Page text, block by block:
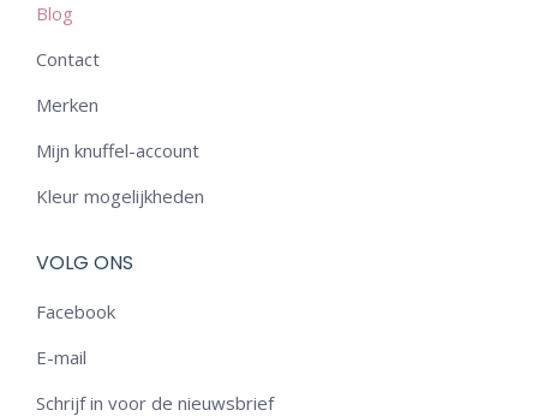
Blog
Contact
Merken
Mijn knuffel-account
Kleur mogelijkheden
VOLG ONS
Facebook
E-mail
Schrijf in voor de nieuwsbrief